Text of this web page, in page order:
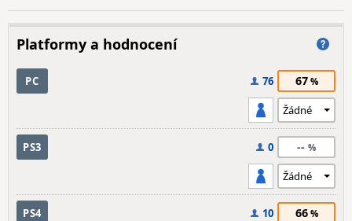
Platformy a hodnocení
PC 76 67
PS3 0 --
PS4 10 66